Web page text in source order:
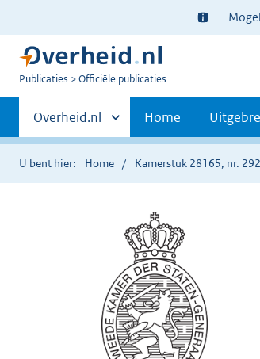
Ter
informatie:
U
Publicaties Officiële publicaties
Primaire
navigatie
Andere
sites
binnen
Overheid.nl Home
U bent hier: Home Kamerstuk 28165, nr. 292